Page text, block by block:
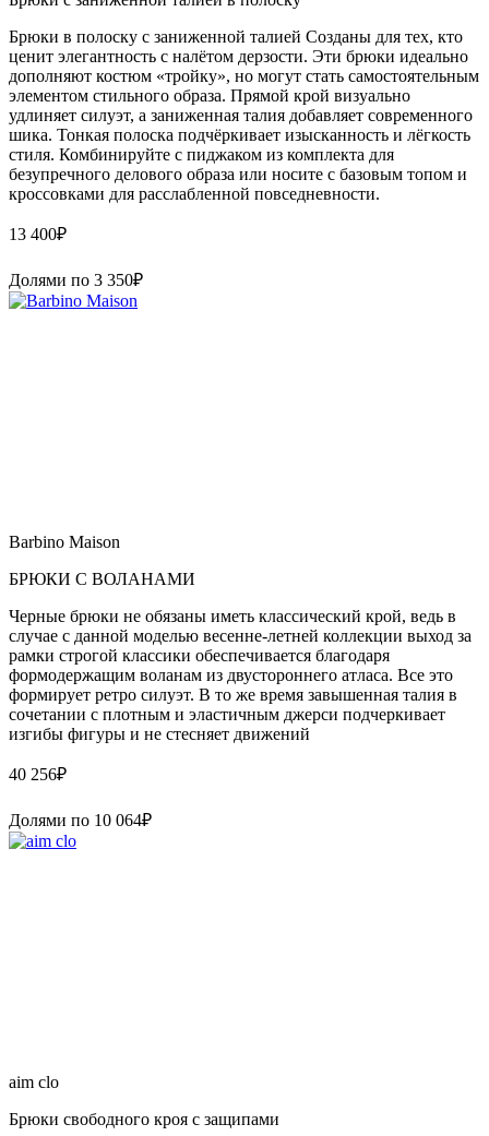
Брюки в полоску с заниженной талией Созданы для тех, кто
ценит элегантность с налётом дерзости. Эти брюки идеально
дополняют костюм «тройку», но могут стать самостоятельным
элементом стильного образа. Прямой крой визуально
удлиняет силуэт, а заниженная талия добавляет современного
шика. Тонкая полоска подчёркивает изысканность и лёгкость
стиля. Комбинируйте с пиджаком из комплекта для
безупречного делового образа или носите с базовым топом и
кроссовками для расслабленной повседневности.
13 400₽
Долями по 3 350₽
Barbino Maison
БРЮКИ С ВОЛАНАМИ
Черные брюки не обязаны иметь классический крой, ведь в
случае с данной моделью весенне-летней коллекции выход за
рамки строгой классики обеспечивается благодаря
формодержащим воланам из двустороннего атласа. Все это
формирует ретро силуэт. В то же время завышенная талия в
сочетании с плотным и эластичным джерси подчеркивает
изгибы фигуры и не стесняет движений
40 256₽
Долями по 10 064₽
aim clo
Брюки свободного кроя с защипами